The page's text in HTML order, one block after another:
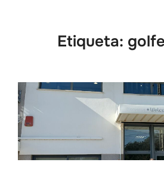
Etiqueta: